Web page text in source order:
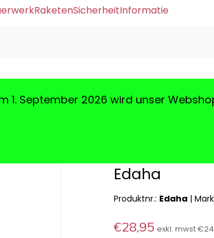
RaketenSicherheitInformatie
September 2026 wird unser
Edaha
Produktnr.: Edaha |
€28,95 exkl. mwst